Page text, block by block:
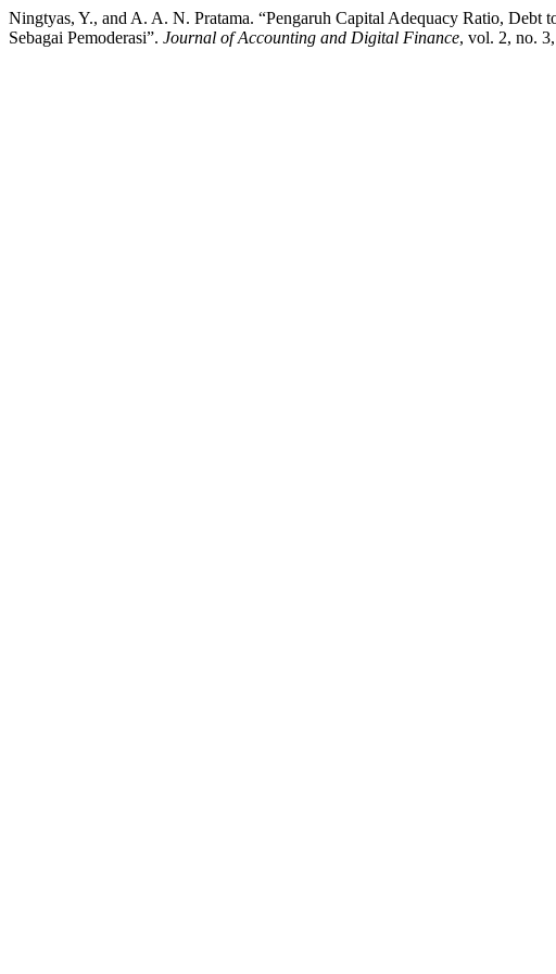
Ningtyas, Y., and A. A. N. Pratama. “Pengaruh Capital Adequacy Ratio,
Sebagai Pemoderasi”. Journal of Accounting and Digital Finance, vol. 2, no.